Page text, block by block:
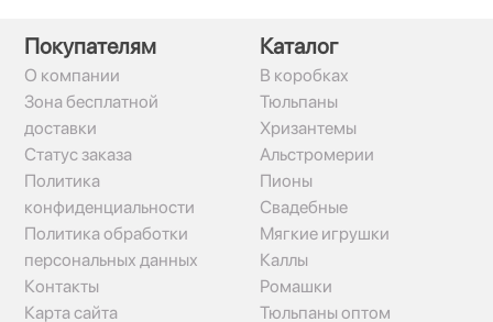
Покупателям
О компании
Зона бесплатной
доставки
Статус заказа
Политика
конфиденциальности
Политика обработки
персональных данных
Контакты
Карта сайта
Каталог
В коробках
Тюльпаны
Хризантемы
Альстромерии
Пионы
Свадебные
Мягкие игрушки
Каллы
Ромашки
Тюльпаны оптом